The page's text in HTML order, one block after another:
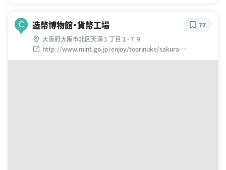
C 造幣博物館・貨幣工場
大阪府大阪市北区天満１丁目１-７９
http://www.mint.go.jp/enjoy/toorinuke/sakura-
osaka.html
77